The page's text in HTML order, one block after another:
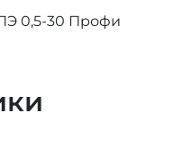
0,5-30 Профи